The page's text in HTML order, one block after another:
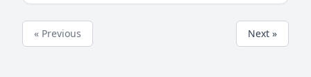
« Previous Next »